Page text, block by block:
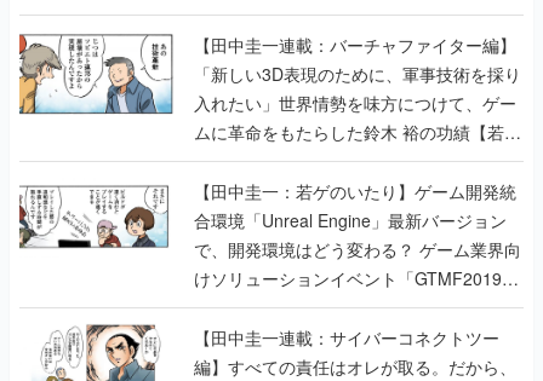
【若ゲのいたり最終回】
【田中圭一連載：バーチャファイター編】
「新しい3D表現のために、軍事技術を採り
入れたい」世界情勢を味方につけて、ゲー
ムに革命をもたらした鈴木 裕の功績【若ゲ
のいたり】
【田中圭一：若ゲのいたり】ゲーム開発統
合環境「Unreal Engine」最新バージョン
で、開発環境はどう変わる？ ゲーム業界向
けソリューションイベント「GTMF2019」
に行って、より理解を深めよう【PR】
【田中圭一連載：サイバーコネクトツー
編】すべての責任はオレが取る。だから、